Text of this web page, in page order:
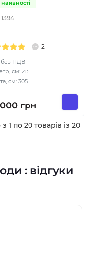
1394
наявності
2
без ПДВ
см: 215
см: 305
грн
1 по 20 товарів із 20
: відгуки